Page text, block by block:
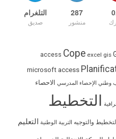
287
منشور
التلغرام
صديق
access Cope excel gis
microsoft access
وطني الإحصاء المدرسي الاحصاء
التخطيط
التخطيط والتوجيه التربية الوطنية
التعليم